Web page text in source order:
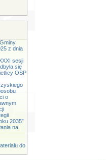
z dnia
sesji
się
OSP
o
2035”
na
do